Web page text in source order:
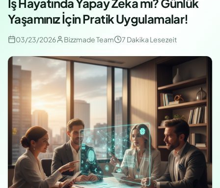
İş Hayatında Yapay Zeka mı? Günlük
Yaşamınız İçin Pratik Uygulamalar!
03/23/2026 Bizzmade Team 7 Dakika Lesezeit